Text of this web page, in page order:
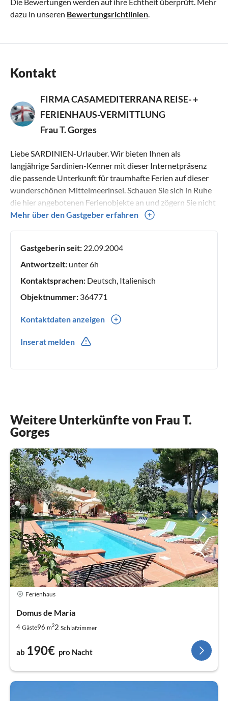
dazu in unseren Bewertungsrichtlinien
Kontakt
FIRMA CASAMEDITERRANA REISE- +
FERIENHAUS-VERMITTLUNG
Frau T. Gorges
Liebe SARDINIEN-Urlauber. Wir bieten Ihnen als
langjährige Sardinien-Kenner mit dieser Internetpräsenz
die passende Unterkunft für traumhafte Ferien auf dieser
wunderschönen Mittelmeerinsel. Schauen Sie sich in Ruhe
die hier angebotenen Ferienobjekte an und zögern Sie nicht
uns bei Fragen zu kontaktieren. Sämtliche
unterbreiten oder Informationen zur Lage und den
Sehenswürdigkeiten der Region geben. Gerne helfen wir
Ihren ganz speziellen SARDINIEN-Urlaub.
Mehr über den Gastgeber erfahren
Gastgeberin seit: 22.09.2004
Antwortzeit: unter 6h
Kontaktsprachen: Deutsch, Italienisch
Objektnummer: 364771
Kontaktdaten anzeigen
Inserat melden
Weitere Unterkünfte von Frau T.
Gorges
Ferienhaus
Domus de Maria
4 Gäste96 m22 Schlafzimmer
ab 190€ pro Nacht